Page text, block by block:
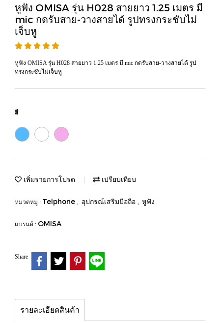
หูฟัง OMISA รุ่น H028 สายยาว 1.25 เมตร มี
mic กดรับสาย-วางสายได้ รูปทรงกระชับไม่
เจ็บหู
หูฟัง OMISA รุ่น H028 สายยาว 1.25 เมตร มี mic กดรับสาย-วางสายได้ รูป
ทรงกระชับไม่เจ็บหู
สี
เพิ่มรายการโปรด เปรียบเทียบ
หมวดหมู่ : Telphone , อุปกรณ์เสริมมือถือ , หูฟัง
แบรนด์ : OMISA
Share
รายละเอียดสินค้า